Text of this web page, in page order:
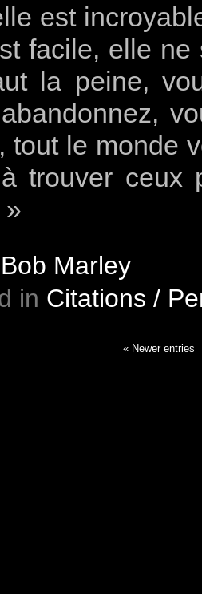
est
facile, elle ne
la peine,
,
tout le monde
à trouver ceux
»
Bob Marley
in Citations /
« Newer entries